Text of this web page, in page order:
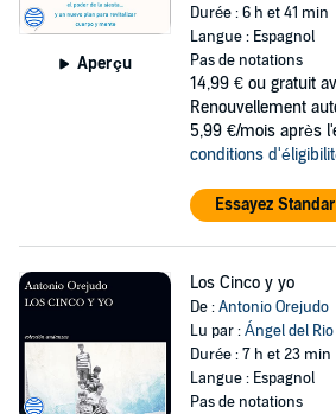
Aperçu
Durée : 6 h et 41 min
Langue : Espagnol
Pas de notations
14,99 € ou gratuit
Renouvellement
5,99 €/mois après
conditions
Essayez
Los Cinco y yo
De :Antonio Orejudo
Lu par :Ángel del Rio
Durée : 7 h et 23 min
Langue : Espagnol
Pas de notations